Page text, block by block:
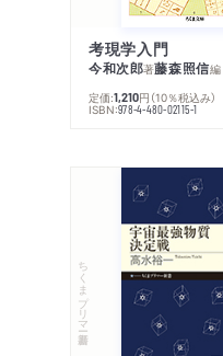
考現学入門
今和次郎著藤森照信編
定価:1,210円 （10％税込み）
ISBN:978-4-480-02115-1
ちくまプリマー新書